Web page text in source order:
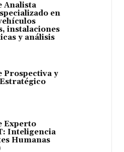
Analista
en
instalaciones
y análisis
Prospectiva y
Experto
Inteligencia
Humanas